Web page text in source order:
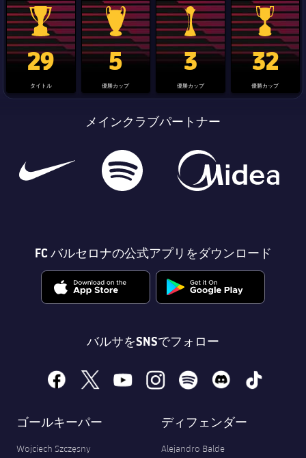
La Liga trophy
29
タイトル
Champions League trophy
5
優勝カップ
label.aria.clubworldcup
3
優勝カップ
国王杯
32
優勝カップ
メインクラブパートナー
FC バルセロナの公式アプリをダウンロード
バルサをSNSでフォロー
facebook
x youtubeinstagramspotify discord tiktok
ゴールキーパー
Wojciech Szczęsny
ディフェンダー
Alejandro Balde